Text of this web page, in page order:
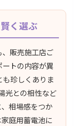
く選ぶ
販売施工店ご
トの内容が異
珍しくありま
光との相性など
相場感をつか
庭用蓄電池に